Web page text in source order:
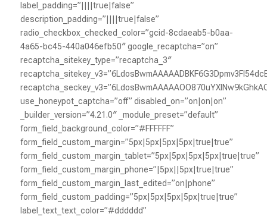
label_padding=”||||true|false”
description_padding=”||||true|false”
radio_checkbox_checked_color=”gcid-8cdaeab5-b0aa-
4a65-bc45-440a046efb50″ google_recaptcha=”on”
recaptcha_sitekey_type=”recaptcha_3″
use_honeypot_captcha=”off” disabled_on=”on|on|on”
_builder_version=”4.21.0″ _module_preset=”default”
form_field_background_color=”#FFFFFF”
form_field_custom_margin=”5px|5px|5px|5px|true|true”
form_field_custom_margin_tablet=”5px|5px|5px|5px|true|true”
form_field_custom_margin_phone=”|5px||5px|true|true”
form_field_custom_margin_last_edited=”on|phone”
form_field_custom_padding=”5px|5px|5px|5px|true|true”
label_text_text_color=”#dddddd”